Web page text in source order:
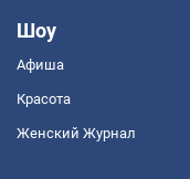
Шоу
Афиша
Красота
Женский Журнал